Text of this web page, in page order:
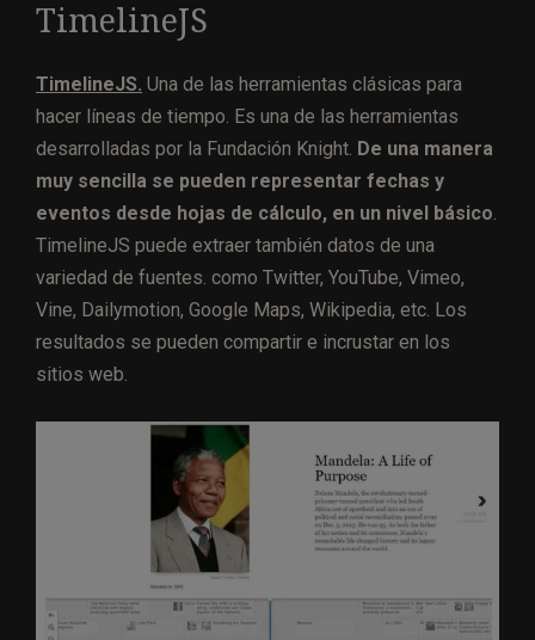
TimelineJS
TimelineJS. Una de las herramientas clásicas para
hacer líneas de tiempo. Es una de las herramientas
desarrolladas por la Fundación Knight. De una manera
muy sencilla se pueden representar fechas y
eventos desde hojas de cálculo, en un nivel básico
TimelineJS puede extraer también datos de una
variedad de fuentes. como Twitter, YouTube, Vimeo,
Vine, Dailymotion, Google Maps, Wikipedia, etc. Los
resultados se pueden compartir e incrustar en los
sitios web.